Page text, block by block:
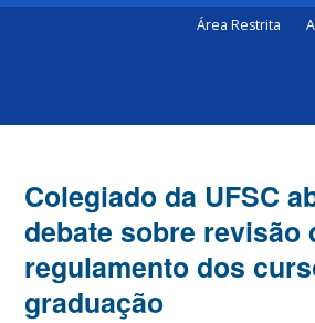
Área Restrita
Colegiado da UFSC
debate sobre revisão
regulamento dos
graduação